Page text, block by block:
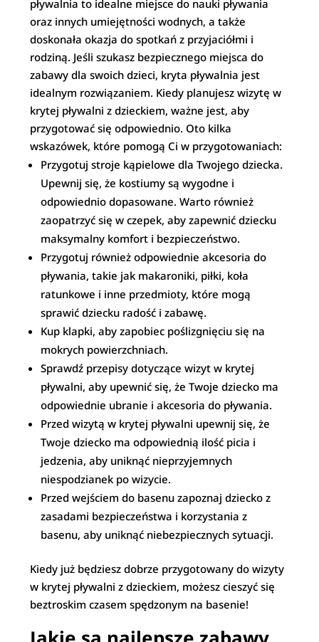
pływalnia to idealne miejsce do nauki pływania
oraz innych umiejętności wodnych, a także
doskonała okazja do spotkań z przyjaciółmi i
rodziną. Jeśli szukasz bezpiecznego miejsca do
zabawy dla swoich dzieci, kryta pływalnia jest
idealnym rozwiązaniem. Kiedy planujesz wizytę w
krytej pływalni z dzieckiem, ważne jest, aby
przygotować się odpowiednio. Oto kilka
wskazówek, które pomogą Ci w przygotowaniach:
Przygotuj stroje kąpielowe dla Twojego dziecka.
Upewnij się, że kostiumy są wygodne i
odpowiednio dopasowane. Warto również
zaopatrzyć się w czepek, aby zapewnić dziecku
maksymalny komfort i bezpieczeństwo.
Przygotuj również odpowiednie akcesoria do
pływania, takie jak makaroniki, piłki, koła
ratunkowe i inne przedmioty, które mogą
sprawić dziecku radość i zabawę.
Kup klapki, aby zapobiec poślizgnięciu się na
mokrych powierzchniach.
Sprawdź przepisy dotyczące wizyt w krytej
pływalni, aby upewnić się, że Twoje dziecko ma
odpowiednie ubranie i akcesoria do pływania.
Przed wizytą w krytej pływalni upewnij się, że
Twoje dziecko ma odpowiednią ilość picia i
jedzenia, aby uniknąć nieprzyjemnych
niespodzianek po wizycie.
Przed wejściem do basenu zapoznaj dziecko z
zasadami bezpieczeństwa i korzystania z
basenu, aby uniknąć niebezpiecznych sytuacji.
Kiedy już będziesz dobrze przygotowany do wizyty
w krytej pływalni z dzieckiem, możesz cieszyć się
beztroskim czasem spędzonym na basenie!